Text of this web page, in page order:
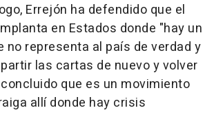
Errejón ha defendido que el
en Estados donde "hay un
no representa al país de verdad y
las cartas de nuevo y volver
que es un movimiento
allí donde hay crisis